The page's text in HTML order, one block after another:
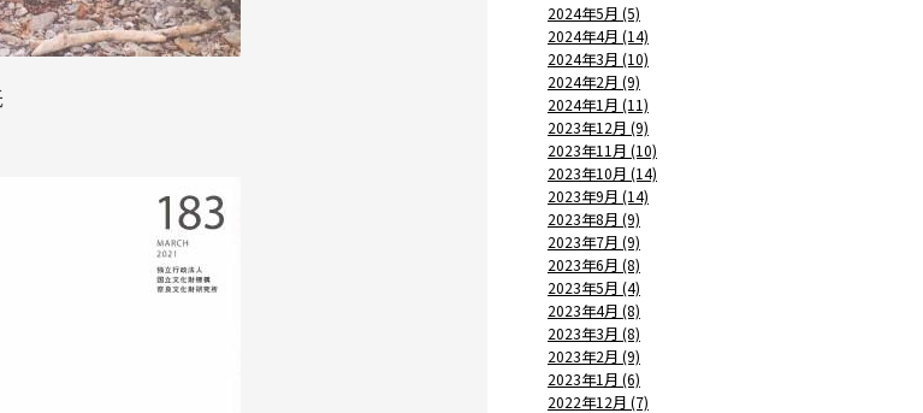
2024年5月 (5)
2024年4月 (14)
2024年3月 (10)
2024年2月 (9)
2024年1月 (11)
2023年12月 (9)
2023年11月 (10)
2023年10月 (14)
2023年9月 (14)
2023年8月 (9)
2023年7月 (9)
2023年6月 (8)
2023年5月 (4)
2023年4月 (8)
2023年3月 (8)
2023年2月 (9)
2023年1月 (6)
2022年12月 (7)